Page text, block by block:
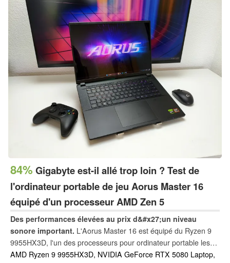
84% Gigabyte est-il allé trop loin ? Test de
l'ordinateur portable de jeu Aorus Master 16
équipé d'un processeur AMD Zen 5
Des performances élevées au prix d&#x27;un niveau
sonore important. L'Aorus Master 16 est équipé du Ryzen 9
9955HX3D, l'un des processeurs pour ordinateur portable les
plus puissants du marché. Associé à une GeForce RTX 5080, il
AMD Ryzen 9 9955HX3D, NVIDIA GeForce RTX 5080 Laptop,